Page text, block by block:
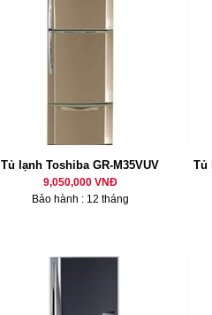
Tủ lạnh Toshiba GR-M35VUV
9,050,000 VNĐ
Bảo hành : 12 tháng
Tủ